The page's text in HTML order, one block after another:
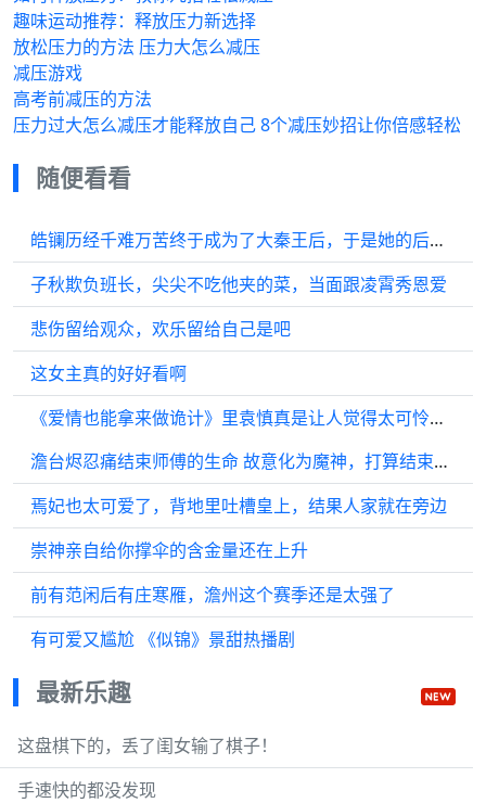
趣味运动推荐：释放压力新选择
放松压力的方法 压力大怎么减压
减压游戏
高考前减压的方法
压力过大怎么减压才能释放自己 8个减压妙招让你倍感轻松
随便看看
皓镧历经千难万苦终于成为了大秦王后，于是她的后宫中晋升之路正式开始
子秋欺负班长，尖尖不吃他夹的菜，当面跟凌霄秀恩爱
悲伤留给观众，欢乐留给自己是吧
这女主真的好好看啊
《爱情也能拿来做诡计》里袁慎真是让人觉得太可怜了…
澹台烬忍痛结束师傅的生命 故意化为魔神，打算结束同悲道的循环
焉妃也太可爱了，背地里吐槽皇上，结果人家就在旁边
崇神亲自给你撑伞的含金量还在上升
前有范闲后有庄寒雁，澹州这个赛季还是太强了
有可爱又尴尬 《似锦》景甜热播剧
最新乐趣
这盘棋下的，丢了闺女输了棋子！
手速快的都没发现